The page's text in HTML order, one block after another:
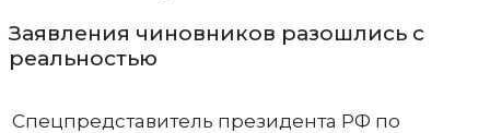
Заявления чиновников разошлись с
реальностью
Спецпредставитель президента РФ по